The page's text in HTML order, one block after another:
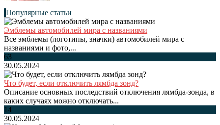
Популярные статьи
Эмблемы автомобилей мира с названиями
Все эмблемы (логотипы, значки) автомобилей мира с
названиями и фото,...
63
30.05.2024
Что будет, если отключить лямбда зонд?
Описание основных последствий отключения лямбда-зонда, в
каких случаях можно отключать...
14
30.05.2024